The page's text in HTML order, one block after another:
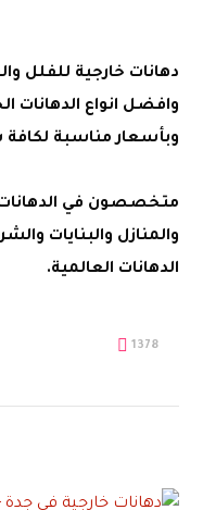
دهانات خارجية للفلل
وافضل انواع الدهانات
وبأسعار مناسبة
متخصصون في الدهانات
والمنازل والبنايات
الدهانات العالمية.
1378